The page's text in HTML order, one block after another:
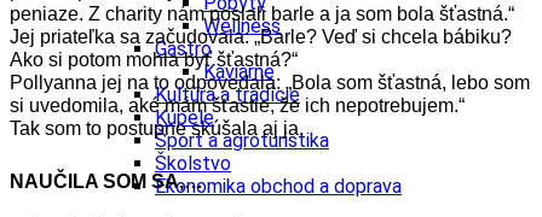
Wellness
Gastro
Kaviarne
Kultúra a tradície
Kúpele
Šport a agroturistika
Školstvo
Ekonomika obchod a doprava
peniaze. Z charity nám poslali barle a ja som bola šťastná.“
Jej priateľka sa začudovala: „Barle? Veď si chcela bábiku?
Ako si potom mohla byť šťastná?“
Pollyanna jej na to odpovedala: „Bola som šťastná, lebo som
si uvedomila, aké mám šťastie, že ich nepotrebujem.“
Tak som to postupne skúšala aj ja.
NAUČILA SOM SA,…